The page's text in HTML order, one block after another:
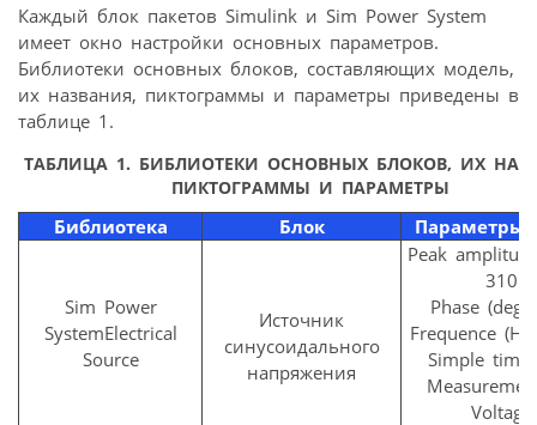
Каждый блок пакетов Simulink и Sim Power System
имеет окно настройки основных параметров.
Библиотеки основных блоков, составляющих модель,
их названия, пиктограммы и параметры приведены в
таблице 1.
ТАБЛИЦА 1. БИБЛИОТЕКИ ОСНОВНЫХ БЛОКОВ, ИХ
ПИКТОГРАММЫ И ПАРАМЕТРЫ
Библиотека Блок Параметры
Sim Power
SystemElectrical
Source
Источник
синусоидального
напряжения
Peak
310
Phase
Frequence
Simple
Voltage